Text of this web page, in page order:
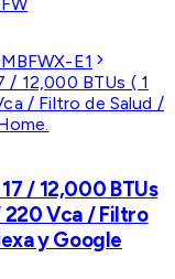
E1
/ 12,000 BTUs
220 Vca / Filtro
y Google